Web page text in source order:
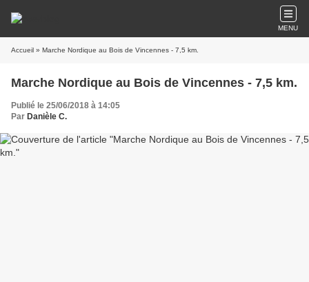
MENU
Accueil » Marche Nordique au Bois de Vincennes - 7,5 km.
Marche Nordique au Bois de Vincennes - 7,5 km.
Publié le 25/06/2018 à 14:05
Par Danièle C.